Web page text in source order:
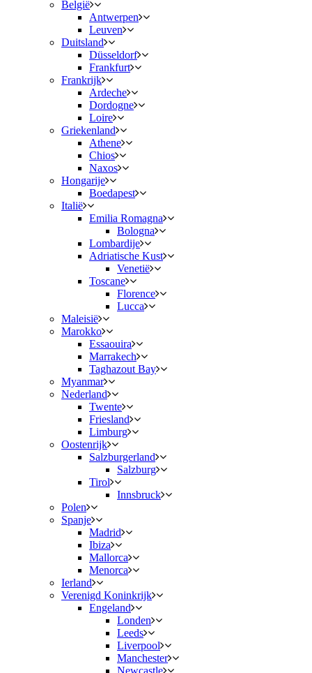
België
Antwerpen
Leuven
Duitsland
Düsseldorf
Frankfurt
Frankrijk
Ardeche
Dordogne
Loire
Griekenland
Athene
Chios
Naxos
Hongarije
Boedapest
Italië
Emilia Romagna
Bologna
Lombardije
Adriatische Kust
Venetië
Toscane
Florence
Lucca
Maleisië
Marokko
Essaouira
Marrakech
Taghazout Bay
Myanmar
Nederland
Twente
Friesland
Limburg
Oostenrijk
Salzburgerland
Salzburg
Tirol
Innsbruck
Polen
Spanje
Madrid
Ibiza
Mallorca
Menorca
Ierland
Verenigd Koninkrijk
Engeland
Londen
Leeds
Liverpool
Manchester